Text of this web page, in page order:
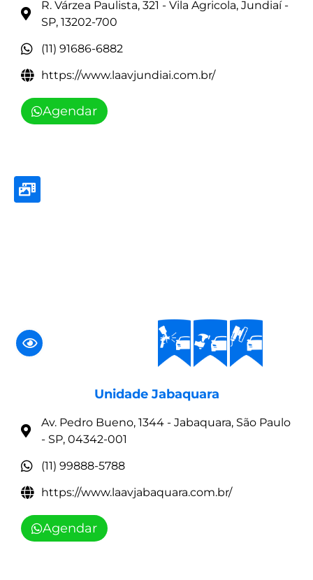
R. Várzea Paulista, 321 - Vila Agricola, Jundiaí -
SP, 13202-700
(11) 91686-6882
https://www.laavjundiai.com.br/
Agendar
Unidade Jabaquara
Av. Pedro Bueno, 1344 - Jabaquara, São Paulo
- SP, 04342-001
(11) 99888-5788
https://www.laavjabaquara.com.br/
Agendar